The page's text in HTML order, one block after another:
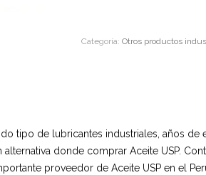
Categoría: Otros productos
tipo de lubricantes industriales, años de
donde comprar Aceite USP.
proveedor de Aceite USP en el